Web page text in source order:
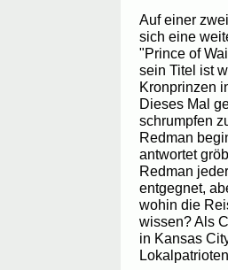
Auf einer
sich eine
"Prince of
sein Titel ist
Kronprinzen
Dieses Mal
schrumpfen
Redman
antwortet
Redman
entgegnet,
wohin die
wissen? Als
in Kansas